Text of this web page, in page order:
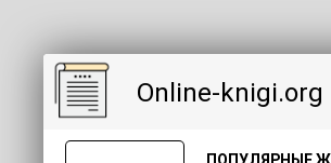
Online-knigi.org